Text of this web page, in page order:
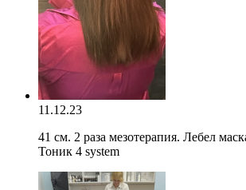
11.12.23
41 см. 2 раза мезотерапия. Лебел
Тоник 4 system